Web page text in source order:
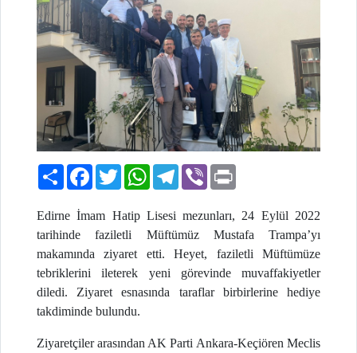
PaylaşFacebook
TwitterWhatsAppTelegram
Viber
Edirne İmam Hatip Lisesi mezunları, 24 Eylül 2022
tarihinde faziletli Müftümüz Mustafa Trampa’yı
makamında ziyaret etti. Heyet, faziletli Müftümüze
tebriklerini ileterek yeni görevinde muvaffakiyetler
diledi. Ziyaret esnasında taraflar birbirlerine hediye
takdiminde bulundu.
Ziyaretçiler arasından AK Parti Ankara-Keçiören Meclis